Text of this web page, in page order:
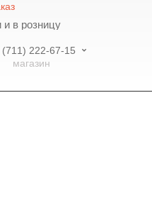
в розницу
(711) 222-67-15
магазин